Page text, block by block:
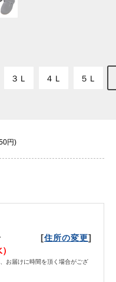
３Ｌ ４Ｌ ５Ｌ
円)
[住所の変更]
お届けに時間を頂く場合がござ